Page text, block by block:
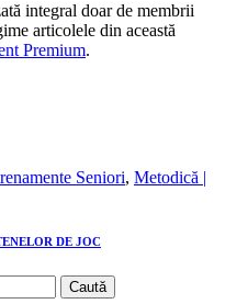
integral doar de membrii
articolele din această
Premium.
Seniori, Metodică |
DE JOC